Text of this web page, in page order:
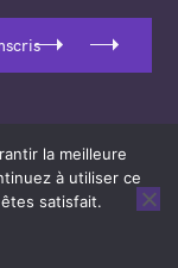
Murs.
.
la meilleure
à utiliser ce
satisfait.